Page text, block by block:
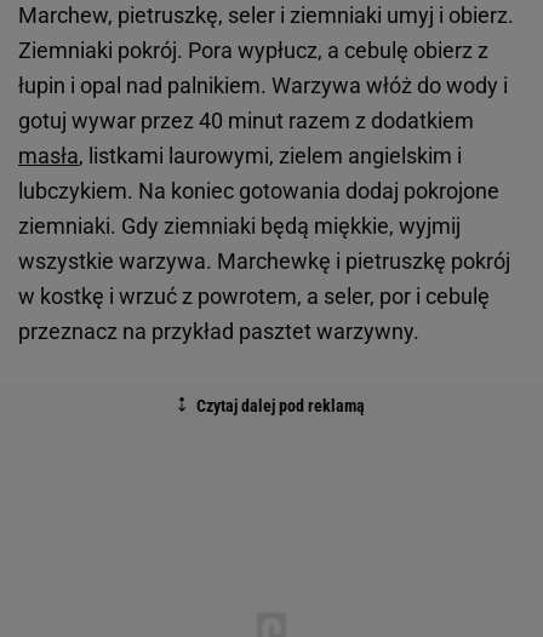
Marchew, pietruszkę, seler i ziemniaki umyj i obierz.
Ziemniaki pokrój. Pora wypłucz, a cebulę obierz z
łupin i opal nad palnikiem. Warzywa włóż do wody i
gotuj wywar przez 40 minut razem z dodatkiem
masła, listkami laurowymi, zielem angielskim i
lubczykiem. Na koniec gotowania dodaj pokrojone
ziemniaki. Gdy ziemniaki będą miękkie, wyjmij
wszystkie warzywa. Marchewkę i pietruszkę pokrój
w kostkę i wrzuć z powrotem, a seler, por i cebulę
przeznacz na przykład pasztet warzywny.